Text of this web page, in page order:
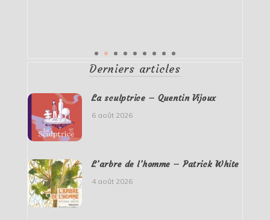
Derniers articles
La sculptrice – Quentin Vijoux
6 août 2026
L’arbre de l’homme – Patrick White
4 août 2026